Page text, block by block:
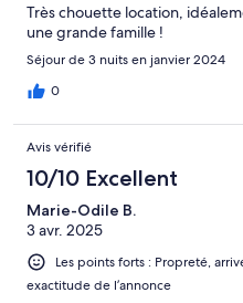
Très chouette location,
une grande famille !
Séjour de 3 nuits en janvier 2024
0
Avis vérifié
10/10 Excellent
Marie-Odile B.
3 avr. 2025
Les points forts : Propreté,
exactitude de l’annonce